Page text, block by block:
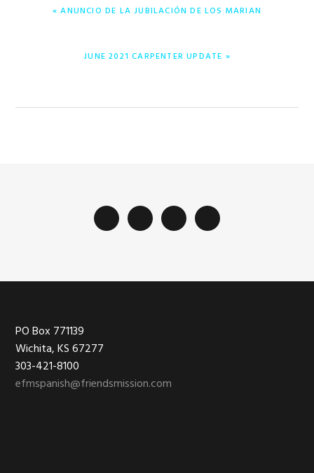
ENTRADA
« ANUNCIO DE LA JUBILACIÓN DE LOS MARIAN
ENTRADA
JUNE 2021 CARPENTER UPDATE »
Footer
PO Box 771139
Wichita, KS 67277
303-421-8100
efmspanish@friendsmission.com